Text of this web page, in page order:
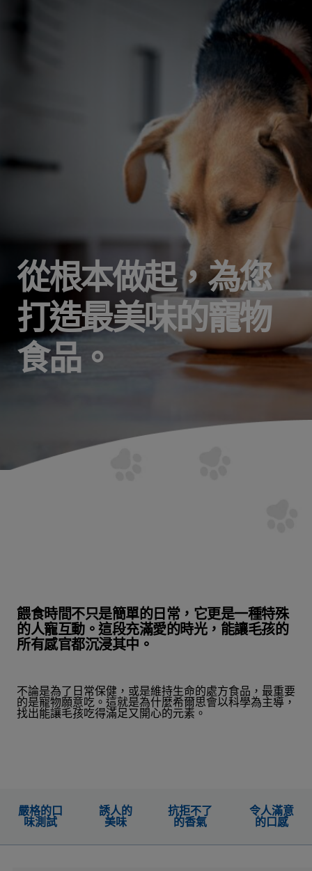
從根本做起，為您
打造最美味的寵物
食品。
餵食時間不只是簡單的日常，它更是一種特殊
的人寵互動。這段充滿愛的時光，能讓毛孩的
所有感官都沉浸其中。
不論是為了日常保健，或是維持生命的處方食品，最重要
的是寵物願意吃。這就是為什麼希爾思會以科學為主導，
找出能讓毛孩吃得滿足又開心的元素。
嚴格的口
味測試
誘人的
美味
抗拒不了
的香氣
令人滿意
的口感